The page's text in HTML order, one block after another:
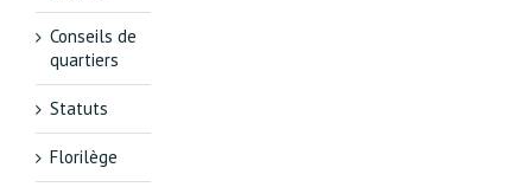
Conseils de
quartiers
Statuts
Florilège